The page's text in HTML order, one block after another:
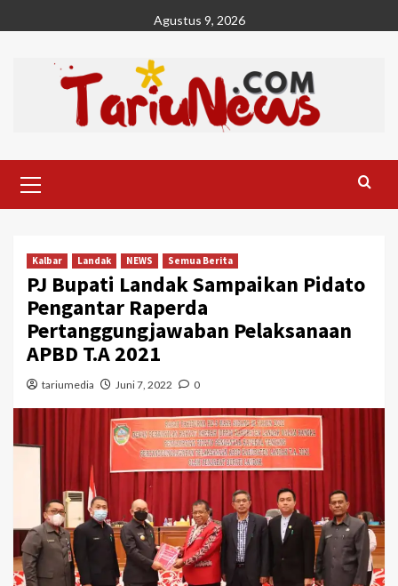
to
Agustus 9, 2026
Menu
Kalbar Landak NEWS Semua Berita
PJ Bupati Landak Sampaikan Pidato
Pengantar Raperda
Pertanggungjawaban Pelaksanaan
APBD T.A 2021
tariumedia Juni 7, 2022 0